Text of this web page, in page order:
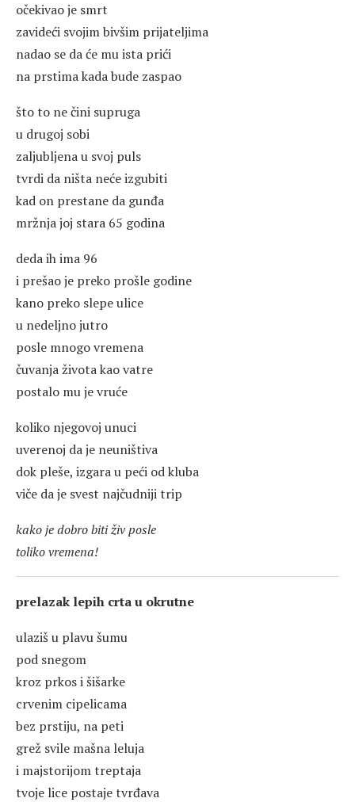
očekivao je smrt
zavideći svojim bivšim prijateljima
nadao se da će mu ista prići
na prstima kada bude zaspao
što to ne čini supruga
u drugoj sobi
zaljubljena u svoj puls
tvrdi da ništa neće izgubiti
kad on prestane da gunđa
mržnja joj stara 65 godina
deda ih ima 96
i prešao je preko prošle godine
kano preko slepe ulice
u nedeljno jutro
posle mnogo vremena
čuvanja života kao vatre
postalo mu je vruće
koliko njegovoj unuci
uverenoj da je neuništiva
dok pleše, izgara u peći od kluba
viče da je svest najčudniji trip
kako je dobro biti živ posle
toliko vremena!
prelazak lepih crta u okrutne
ulaziš u plavu šumu
pod snegom
kroz prkos i šišarke
crvenim cipelicama
bez prstiju, na peti
grež svile mašna leluja
i majstorijom treptaja
tvoje lice postaje tvrđava